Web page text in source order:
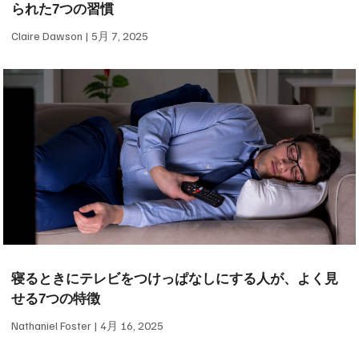
られた7つの習慣
Claire Dawson 5月 7, 2025
寝るときにテレビをつけっぱなしにする人が、よく見
せる7つの特徴
Nathaniel Foster 4月 16, 2025